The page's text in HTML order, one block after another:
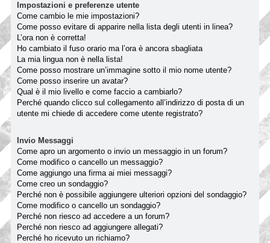
Impostazioni e preferenze utente
Come cambio le mie impostazioni?
Come posso evitare di apparire nella lista degli utenti in linea?
L’ora non è corretta!
Ho cambiato il fuso orario ma l’ora è ancora sbagliata
La mia lingua non è nella lista!
Come posso mostrare un’immagine sotto il mio nome utente?
Come posso inserire un avatar?
Qual è il mio livello e come faccio a cambiarlo?
Perché quando clicco sul collegamento all’indirizzo di posta di un
utente mi chiede di accedere come utente registrato?
Invio Messaggi
Come apro un argomento o invio un messaggio in un forum?
Come modifico o cancello un messaggio?
Come aggiungo una firma ai miei messaggi?
Come creo un sondaggio?
Perché non è possibile aggiungere ulteriori opzioni del sondaggio?
Come modifico o cancello un sondaggio?
Perché non riesco ad accedere a un forum?
Perché non riesco ad aggiungere allegati?
Perché ho ricevuto un richiamo?